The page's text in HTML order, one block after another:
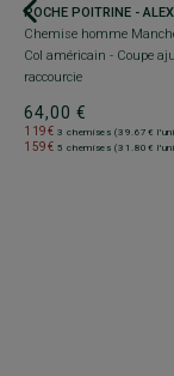
POCHE POITRINE -
Chemise homme
Col américain - Coupe
raccourcie
64,00 €
119€ 3 chemises (39.67€
159€ 5 chemises (31.80€